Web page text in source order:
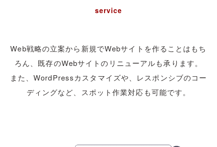
service
Web戦略の立案から新規でWebサイトを作ることはもち
ろん、既存のWebサイトのリニューアルも承ります。
また、WordPressカスタマイズや、レスポンシブのコー
ディングなど、スポット作業対応も可能です。